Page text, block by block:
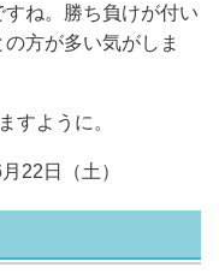
ね。 勝ち負けが付い
方が多い気がしま
すように。
日（土）